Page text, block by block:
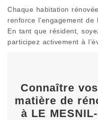
Chaque habitation
renforce l’engagement
En tant que résident,
participez activement à
Connaître
matière de
à LE